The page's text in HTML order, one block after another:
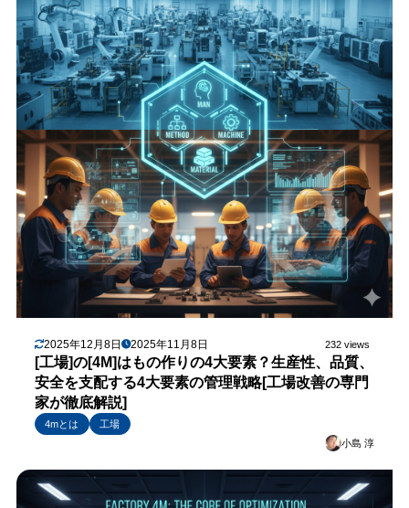
2025年12月8日 2025年11月8日 232 views
[工場]の[4M]はもの作りの4大要素？生産性、品質、
安全を支配する4大要素の管理戦略[工場改善の専門
家が徹底解説]
4mとは
工場
小島 淳